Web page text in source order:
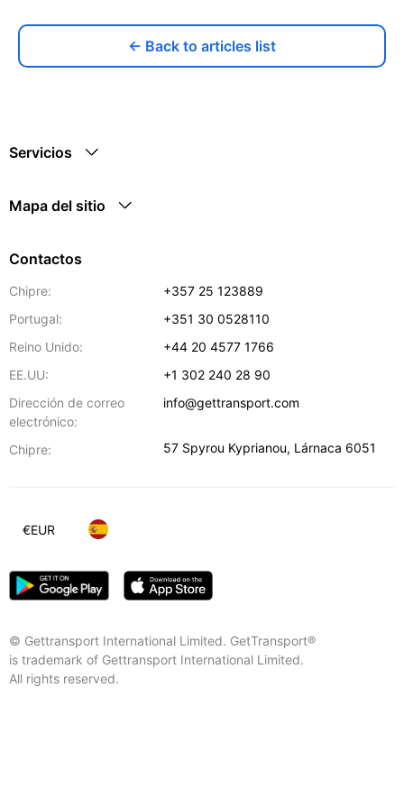
← Back to articles list
Servicios
Mapa del sitio
Contactos
Chipre:
+357 25 123889
Portugal:
+351 30 0528110
Reino Unido:
+44 20 4577 1766
EE.UU:
+1 302 240 28 90
Dirección de correo
electrónico:
info@gettransport.com
Chipre: 57 Spyrou Kyprianou, Lárnaca 6051
© Gettransport International Limited. GetTransport®
is trademark of Gettransport International Limited.
All rights reserved.
€EUR